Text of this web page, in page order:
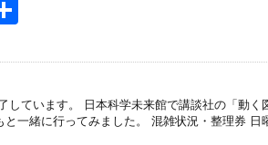
ています。 日本科学未来館で講談社の「動く
と一緒に行ってみました。 混雑状況・整理券 日